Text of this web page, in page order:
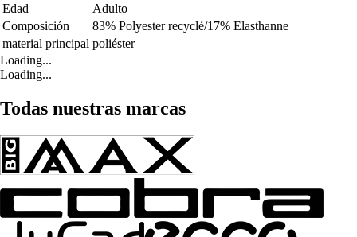
Edad
Adulto
Composición
83% Polyester recyclé/17% Elasthanne
material principal poliéster
Loading...
Loading...
Todas nuestras marcas